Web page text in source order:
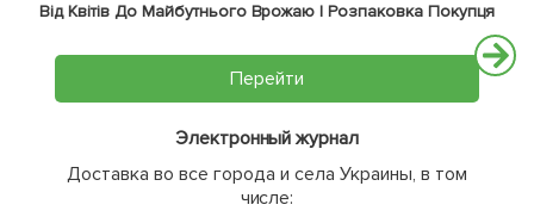
Від Квітів До Майбутнього Врожаю | Розпаковка Покупця
Перейти
Электронный журнал
Доставка во все города и села Украины, в том
числе: